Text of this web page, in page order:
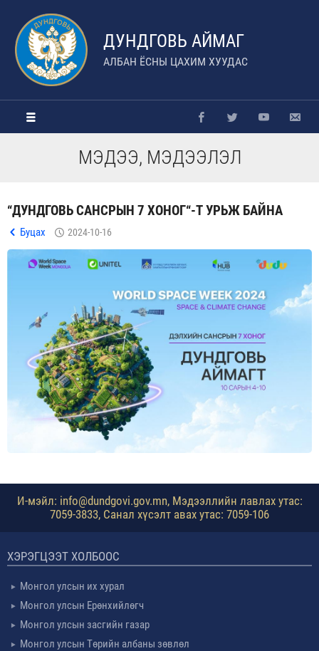
ДУНДГОВЬ АЙМАГ
АЛБАН ЁСНЫ ЦАХИМ ХУУДАС
МЭДЭЭ, МЭДЭЭЛЭЛ
“ДУНДГОВЬ САНСРЫН 7 ХОНОГ“-Т УРЬЖ БАЙНА
Буцах 2024-10-16
И-мэйл: info@dundgovi.gov.mn, Мэдээллийн лавлах утас:
7059-3833, Санал хүсэлт авах утас: 7059-106
ХЭРЭГЦЭЭТ ХОЛБООС
Монгол улсын их хурал
Монгол улсын Ерөнхийлөгч
Монгол улсын засгийн газар
Монгол улсын Төрийн албаны зөвлөл